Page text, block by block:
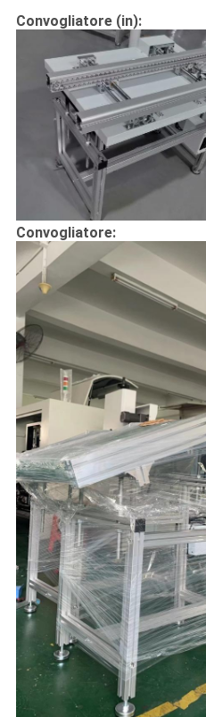
Convogliatore (in):
Convogliatore: